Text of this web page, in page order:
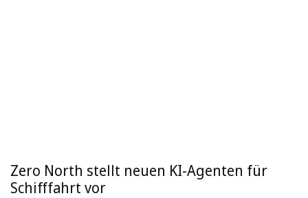
Zero North stellt neuen KI-Agenten für
Schifffahrt vor